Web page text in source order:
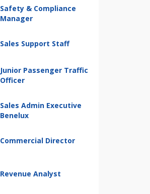
Safety & Compliance
Manager
Sales Support Staff
Junior Passenger Traffic
Officer
Sales Admin Executive
Benelux
Commercial Director
Revenue Analyst